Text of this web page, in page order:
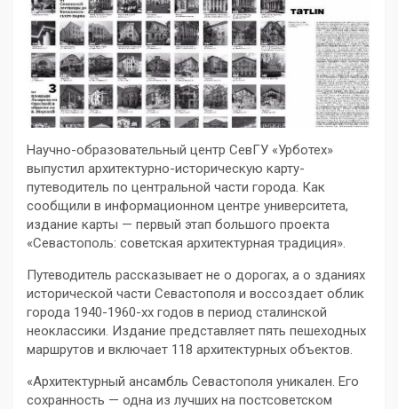
Научно-образовательный центр СевГУ «Урботех»
выпустил архитектурно-историческую карту-
путеводитель по центральной части города. Как
сообщили в информационном центре университета,
издание карты — первый этап большого проекта
«Севастополь: советская архитектурная традиция».
Путеводитель рассказывает не о дорогах, а о зданиях
исторической части Севастополя и воссоздает облик
города 1940-1960-хх годов в период сталинской
неоклассики. Издание представляет пять пешеходных
маршрутов и включает 118 архитектурных объектов.
«Архитектурный ансамбль Севастополя уникален. Его
сохранность — одна из лучших на постсоветском